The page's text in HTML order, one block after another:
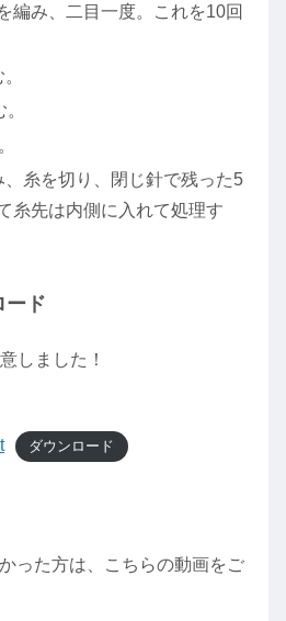
編み、二目一度。これを10回
糸を切り、閉じ針で残った5
糸先は内側に入れて処理す
ード
しました！
ダウンロード
った方は、こちらの動画をご